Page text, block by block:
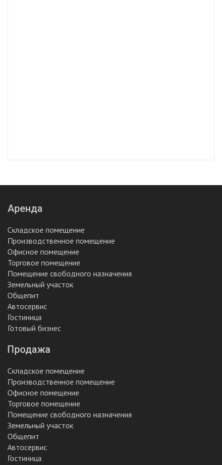
Аренда
Складское помещение
Производственное помещение
Офисное помещение
Торговое помещение
Помещение свободного назначения
Земельный участок
Общепит
Автосервис
Гостиница
Готовый бизнес
Продажа
Складское помещение
Производственное помещение
Офисное помещение
Торговое помещение
Помещение свободного назначения
Земельный участок
Общепит
Автосервис
Гостиница